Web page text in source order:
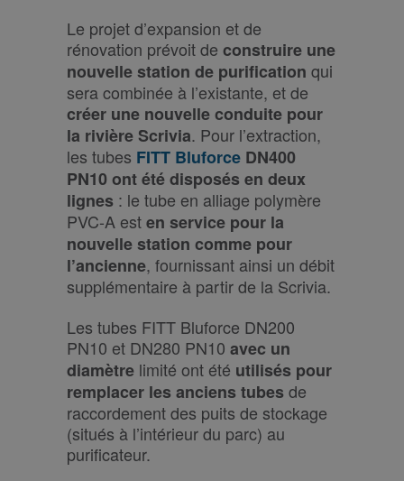
Le projet d’expansion et de
rénovation prévoit de construire une
nouvelle station de purification qui
sera combinée à l’existante, et de
créer une nouvelle conduite pour
la rivière Scrivia. Pour l’extraction,
les tubes FITT Bluforce DN400
PN10 ont été disposés en deux
lignes : le tube en alliage polymère
PVC-A esten service pour la
nouvelle station comme pour
l’ancienne, fournissant ainsi un débit
supplémentaire à partir de la Scrivia.
Les tubes FITT Bluforce DN200
PN10 et DN280 PN10 avec un
diamètre limité ont été utilisés pour
remplacer les anciens tubes de
raccordement des puits de stockage
(situés à l’intérieur du parc) au
purificateur.